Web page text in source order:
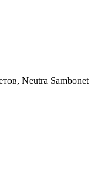
Neutra Sambonet